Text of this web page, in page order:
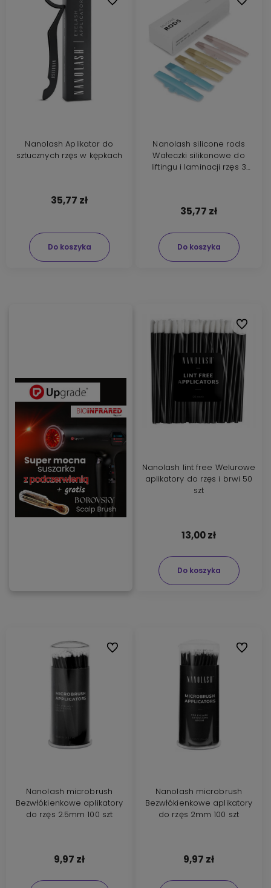
Nanolash Aplikator do
sztucznych rzęs w kępkach
35,77 zł
Do koszyka
Nanolash silicone rods
Wałeczki silikonowe do
liftingu i laminacji rzęs 3
35,77 zł
Do koszyka
Nanolash lint free Welurowe
aplikatory do rzęs i brwi 50
szt
13,00 zł
Do koszyka
Do
Nanolash microbrush
Bezwłókienkowe aplikatory
do rzęs 2.5mm 100 szt
9,97 zł
Do ulubionych
Nanolash microbrush
Bezwłókienkowe aplikatory
do rzęs 2mm 100 szt
9,97 zł
Do